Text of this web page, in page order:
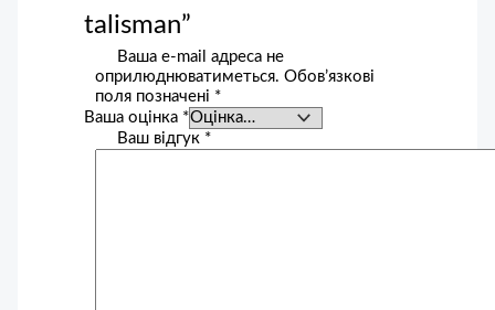
talisman”
Ваша e-mail адреса не
оприлюднюватиметься. Обов’язкові
поля позначені *
Ваша оцінка *
Ваш відгук *